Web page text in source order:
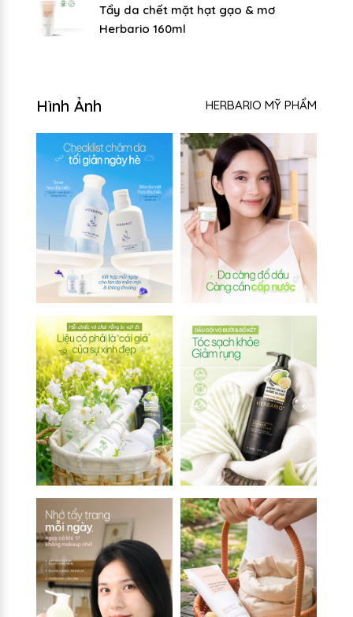
Tẩy da chết mặt hạt gạo & mơ
Herbario 160ml
Hình Ảnh HERBARIO MỸ PHẨM